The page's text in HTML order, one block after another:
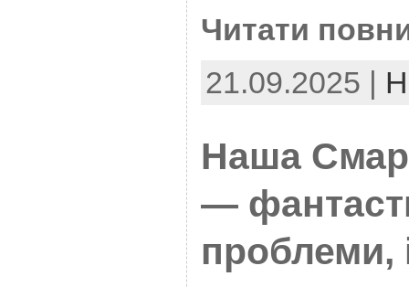
Читати
21.09.2025 |
Наша
—
проблеми,